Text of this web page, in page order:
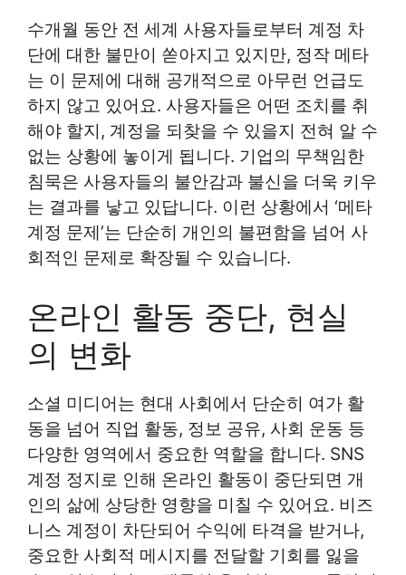
수개월 동안 전 세계 사용자들로부터 계정 차
단에 대한 불만이 쏟아지고 있지만, 정작 메타
는 이 문제에 대해 공개적으로 아무런 언급도
하지 않고 있어요. 사용자들은 어떤 조치를 취
해야 할지, 계정을 되찾을 수 있을지 전혀 알 수
없는 상황에 놓이게 됩니다. 기업의 무책임한
침묵은 사용자들의 불안감과 불신을 더욱 키우
는 결과를 낳고 있답니다. 이런 상황에서 ‘메타
계정 문제’는 단순히 개인의 불편함을 넘어 사
회적인 문제로 확장될 수 있습니다.
온라인 활동 중단, 현실
의 변화
소셜 미디어는 현대 사회에서 단순히 여가 활
동을 넘어 직업 활동, 정보 공유, 사회 운동 등
다양한 영역에서 중요한 역할을 합니다. SNS
계정 정지로 인해 온라인 활동이 중단되면 개
인의 삶에 상당한 영향을 미칠 수 있어요. 비즈
니스 계정이 차단되어 수익에 타격을 받거나,
중요한 사회적 메시지를 전달할 기회를 잃을